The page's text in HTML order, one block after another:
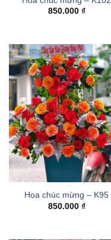
850.000 ₫
Hoa chúc mừng – K95
850.000 ₫